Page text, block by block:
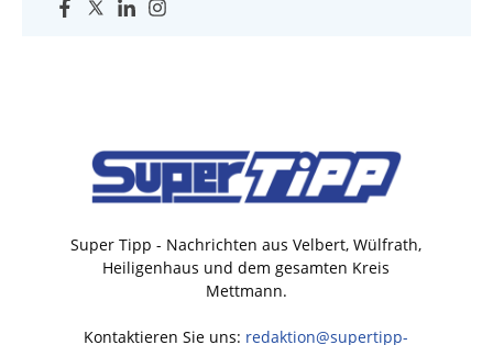
Super Tipp - Nachrichten aus Velbert, Wülfrath,
Heiligenhaus und dem gesamten Kreis
Mettmann.
Kontaktieren Sie uns: redaktion@supertipp-